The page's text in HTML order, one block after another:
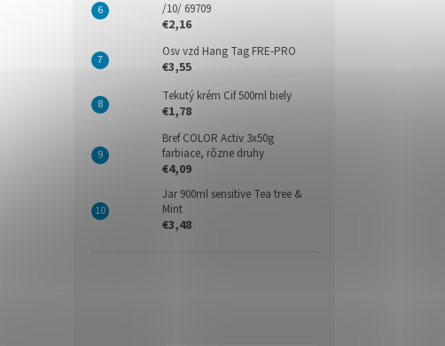
/10/ 69709
€2,16
Osv vzd Hang Tag FRE-PRO
€3,55
Tekutý krém Cif 500ml biely
€1,78
Bref COLOR Activ 3x50g
farbiace, rôzne druhy
€4,09
Jar 900ml sensitive Tea tree &
Mint
€3,48